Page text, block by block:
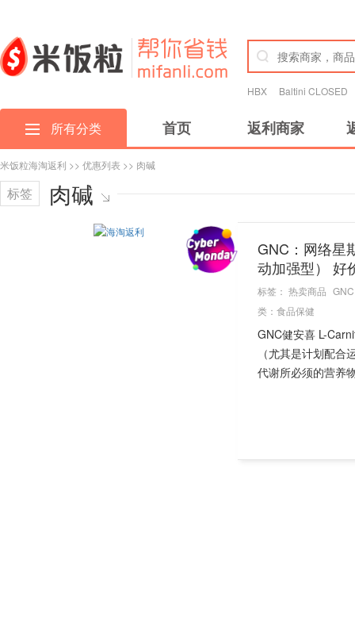
HBX Baltini CLOSED
所有分类 首页 返利商家
米饭粒海淘返利 >> 优惠列表 >> 肉碱
标签 肉碱
GNC：网络星
动加强型） 好
标签： 热卖商品 GNC
类： 食品保健
GNC健安喜 L-
（尤其是计划配
代谢所必须的营养